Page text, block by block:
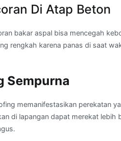
Di Atap Beton
bakar aspal bisa mencegah
rengkah karena panas di saat
Sempurna
memanifestasikan perekatan
di lapangan dapat merekat lebih